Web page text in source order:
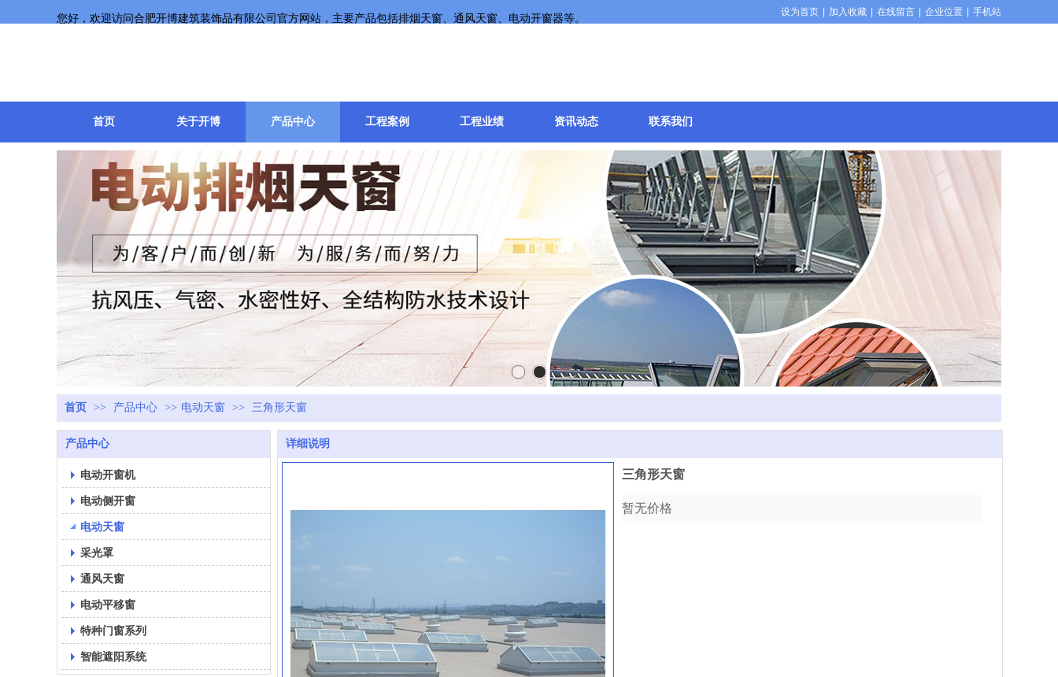
您好，欢迎访问合肥开博建筑装饰品有限公司官方网站，主要产品包括排烟天窗、通风天窗、电动开窗器等。
设为首页 加入收藏 在线留言 企业位置 手机站
首页 关于开博 产品中心 工程案例 工程业绩 资讯动态 联系我们
首页 >> 产品中心 >> 电动天窗 >> 三角形天窗
产品中心
电动开窗机
电动侧开窗
电动天窗
采光罩
通风天窗
电动平移窗
特种门窗系列
智能遮阳系统
详细说明
三角形天窗
暂无价格